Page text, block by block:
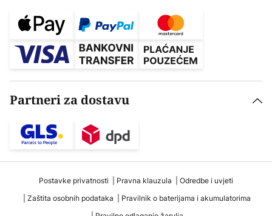
Partneri za dostavu
Postavke privatnosti Pravna klauzula
Odredbe i uvjeti
Zaštita osobnih podataka
Pravilnik o baterijama i akumulatorima